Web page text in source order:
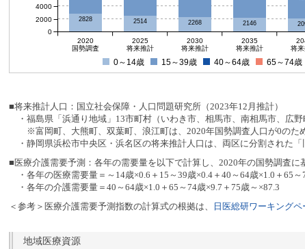
2828 2514 2268 2146
2020
国勢調査
2025
将来推計
2030
将来推計
2035
将来推計
将
0
2000
4000
0～14歳 15～39歳 40～64歳 65～74歳
■将来推計人口：国立社会保障・人口問題研究所（2023年12月推計）
・福島県「浜通り地域」13市町村（いわき市、相馬市、南相馬市、広
※富岡町、大熊町、双葉町、浪江町は、2020年国勢調査人口が0のため
・静岡県浜松市中央区・浜名区の将来推計人口は、両区に分割された
■医療介護需要予測：各年の需要量を以下で計算し、2020年の国勢調査に
・各年の医療需要量＝～14歳×0.6＋15～39歳×0.4＋40～64歳×1.0＋65～
・各年の介護需要量＝40～64歳×1.0＋65～74歳×9.7＋75歳～×87.3
＜参考＞医療介護需要予測指数の計算式の根拠は、
日医総研ワーキング
地域医療資源